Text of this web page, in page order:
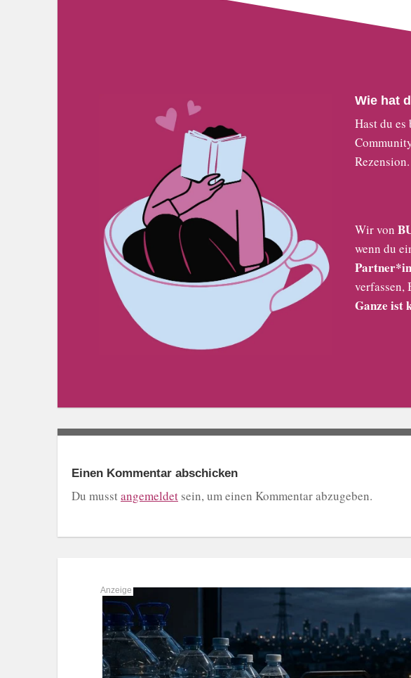
Wie hat
Hast du
Rezension.
Wir von
wenn du
Partner*in
verfassen,
Ganze ist
Einen Kommentar abschicken
Du musstangemeldet sein, um einen Kommentar abzugeben.